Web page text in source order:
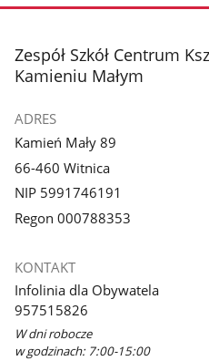
stopka
Zespół Szkół Centrum
Kamieniu Małym
ADRES
Kamień Mały 89
66-460 Witnica
NIP 5991746191
Regon 000788353
KONTAKT
Infolinia dla Obywatela
957515826
W dni robocze
w godzinach: 7:00-15:00